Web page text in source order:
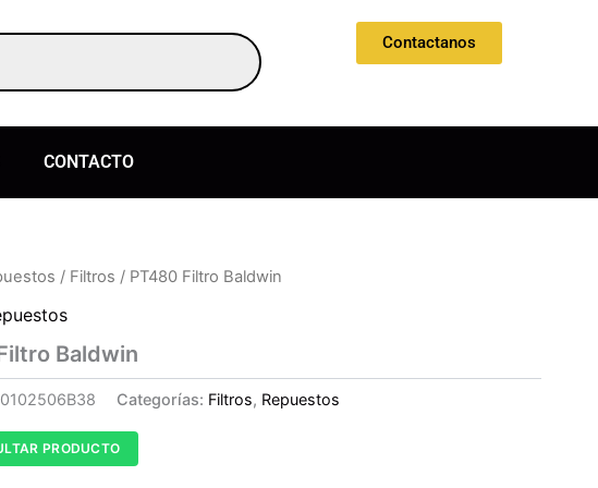
Contactanos
CONTACTO
/ Filtros / PT480 Filtro Baldwin
Baldwin
Categorías: Filtros, Repuestos
PRODUCTO